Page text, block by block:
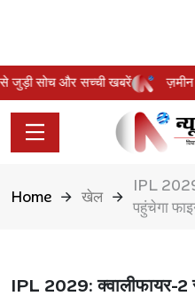
से जुड़ी सोच और सच्ची खबरें
Home खेल
IPL
पहुंचेगा
IPL 2029: क्वालीफायर-2